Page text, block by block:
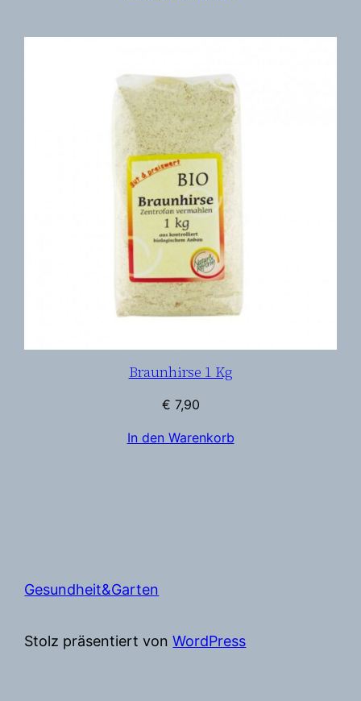
Braunhirse 1 Kg
€ 7,90
In den Warenkorb
Gesundheit&Garten
Stolz präsentiert vonWordPress